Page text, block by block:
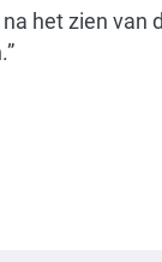
het zien van